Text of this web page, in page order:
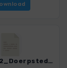
E1N_WV02_Doerpstedt-Erfde_4551_2.gpx